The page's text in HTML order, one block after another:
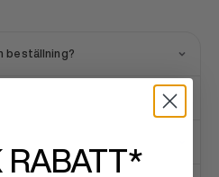
beställning?
RABATT*